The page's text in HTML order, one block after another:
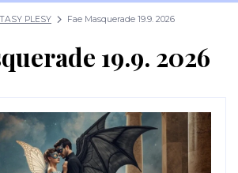
PLESY Fae Masquerade 19.9. 2026
19.9. 2026